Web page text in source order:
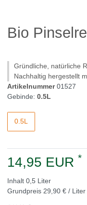
Bio
Gründliche, natürliche
Nachhaltig hergestellt
Artikelnummer01527
Gebinde: 0.5L
0.5L
14,95 EUR *
Inhalt 0,5 Liter
Grundpreis 29,90 € / Liter